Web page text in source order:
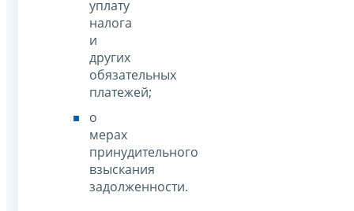
уплату
налога
и
других
обязательных
платежей;
о
мерах
принудительного
взыскания
задолженности.